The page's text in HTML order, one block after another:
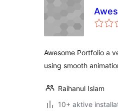
Awesome Portfolio a
using smooth
Raihanul Islam
10+ aktive